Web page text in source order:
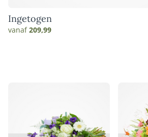
Ingetogen
vanaf209,99